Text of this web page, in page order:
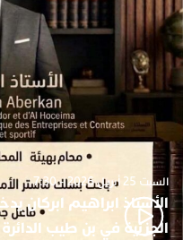
السبت 25 أبريل 2026 - 7:30
الأستاذ ابراهيم ابركان
الجزئية في بن طيب الدائرة